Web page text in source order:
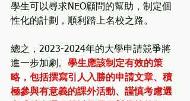
學生可以尋求NEO顧問的幫助，制定個
性化的計劃，順利踏上名校之路。
總之，2023-2024年的大學申請競爭將
進一步加劇。 學生應該制定有效的策
略，包括撰寫引人入勝的申請文章、積
極參與有意義的課外活動、謹慎考慮選